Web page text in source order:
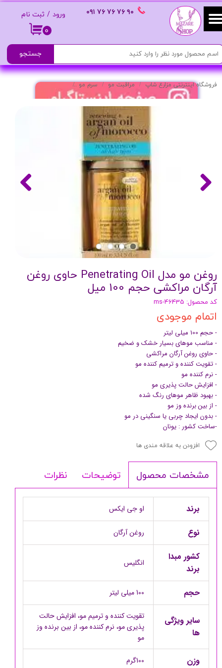
۰
ورود / ثبت نام
حساب کاربری من
تغییر گذر واژه
سفارشات
خروج از حساب کاربری
٩٠ ٧۶ ٧۶ ٧۶ ٠٩١
جستجو
فروشگاه اینترنتی مزارع شاپ مراقبت مو سرم مو روغن مو مدل Penetrating Oil حاوی روغن آرگان مراکشی حجم 100 میل
روغن مو مدل Penetrating Oil حاوی روغن
آرگان مراکشی حجم 100 میل
کد محصول: ms-46435
اتمام موجودی
- حجم 100 میلی لیتر
- مناسب موهای بسیار خشک و ضخیم
- حاوی روغن آرگان مراکشی
- تقویت کننده و ترمیم کننده مو
- نرم کننده مو
- افزایش حالت پذیری مو
- بهبود ظاهر موهای رنگ شده
- از بین برنده وز مو
- بدون ایجاد چربی یا سنگینی در مو
-ساخت کشور : یونان
افزودن به علاقه مندی ها
مشخصات محصول توضیحات نظرات
برند او جی ایکس
نوع روغن آرگان
کشور مبدا
برند
انگلیس
حجم 100 میلی لیتر
سایر ویژگی
ها
تقویت کننده و ترمیم مو، افزایش حالت
پذیری مو، نرم کننده مو، از بین برنده وز
مو
وزن 100گرم